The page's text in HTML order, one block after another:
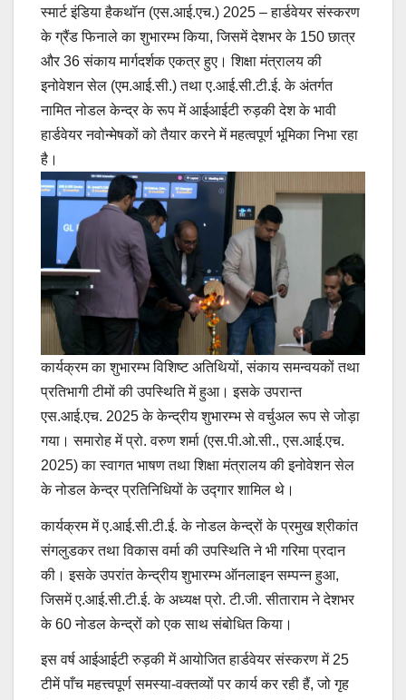
स्मार्ट इंडिया हैकथॉन (एस.आई.एच.) 2025 – हार्डवेयर संस्करण
के ग्रैंड फिनाले का शुभारम्भ किया, जिसमें देशभर के 150 छात्र
और 36 संकाय मार्गदर्शक एकत्र हुए। शिक्षा मंत्रालय की
इनोवेशन सेल (एम.आई.सी.) तथा ए.आई.सी.टी.ई. के अंतर्गत
नामित नोडल केन्द्र के रूप में आईआईटी रुड़की देश के भावी
हार्डवेयर नवोन्मेषकों को तैयार करने में महत्वपूर्ण भूमिका निभा रहा
है।
कार्यक्रम का शुभारम्भ विशिष्ट अतिथियों, संकाय समन्वयकों तथा
प्रतिभागी टीमों की उपस्थिति में हुआ। इसके उपरान्त
एस.आई.एच. 2025 के केन्द्रीय शुभारम्भ से वर्चुअल रूप से जोड़ा
गया। समारोह में प्रो. वरुण शर्मा (एस.पी.ओ.सी., एस.आई.एच.
2025) का स्वागत भाषण तथा शिक्षा मंत्रालय की इनोवेशन सेल
के नोडल केन्द्र प्रतिनिधियों के उद्गार शामिल थे।
कार्यक्रम में ए.आई.सी.टी.ई. के नोडल केन्द्रों के प्रमुख श्रीकांत
संगलुडकर तथा विकास वर्मा की उपस्थिति ने भी गरिमा प्रदान
की। इसके उपरांत केन्द्रीय शुभारम्भ ऑनलाइन सम्पन्न हुआ,
जिसमें ए.आई.सी.टी.ई. के अध्यक्ष प्रो. टी.जी. सीताराम ने देशभर
के 60 नोडल केन्द्रों को एक साथ संबोधित किया।
इस वर्ष आईआईटी रुड़की में आयोजित हार्डवेयर संस्करण में 25
टीमें पाँच महत्त्वपूर्ण समस्या-वक्तव्यों पर कार्य कर रही हैं, जो गृह